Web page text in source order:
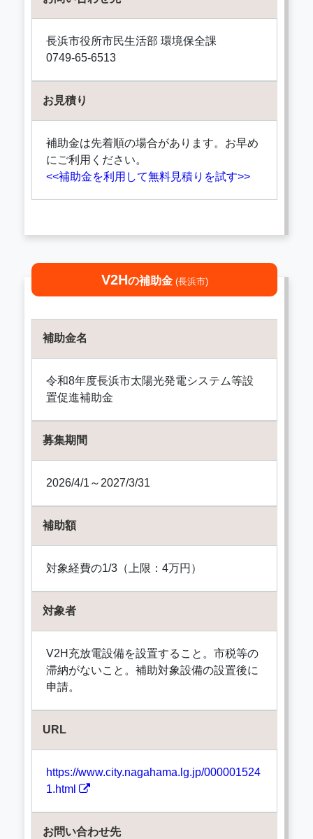
長浜市役所市民生活部 環境保全課
0749-65-6513
お見積り
補助金は先着順の場合があります。お早め
にご利用ください。
<<補助金を利用して無料見積りを試す>>
V2Hの補助金 (長浜市)
補助金名
令和8年度長浜市太陽光発電システム等設
置促進補助金
募集期間
2026/4/1～2027/3/31
補助額
対象経費の1/3（上限：4万円）
対象者
V2H充放電設備を設置すること。市税等の
滞納がないこと。補助対象設備の設置後に
申請。
URL
https://www.city.nagahama.lg.jp/000001524
1.html
お問い合わせ先